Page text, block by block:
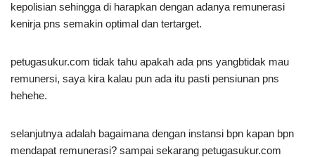
kepolisian sehingga di harapkan dengan adanya remunerasi
kenirja pns semakin optimal dan tertarget.
petugasukur.com tidak tahu apakah ada pns yangbtidak mau
remunersi, saya kira kalau pun ada itu pasti pensiunan pns
hehehe.
selanjutnya adalah bagaimana dengan instansi bpn kapan bpn
mendapat remunerasi? sampai sekarang petugasukur.com